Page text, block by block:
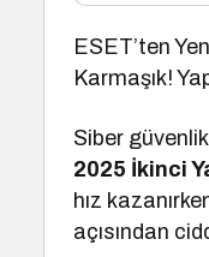
ESET’ten
Karmaşık!
Siber
2025 İkinci
hız
açısından